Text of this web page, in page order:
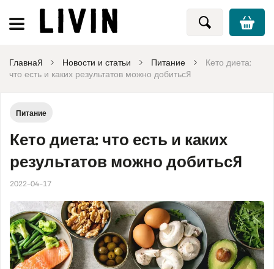
Главная Новости и статьи Питание
Кето диета:
что есть и каких результатов можно добиться
Питание
Кето диета: что есть и каких
результатов можно добиться
2022-04-17